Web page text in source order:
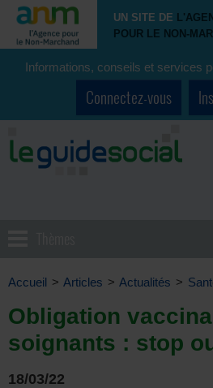
UN SITE DE
POUR LE NON-
Informations, conseils et services
Connectez-vous
Accueil > Articles > Actualités >
Obligation
soignants : stop
18/03/22